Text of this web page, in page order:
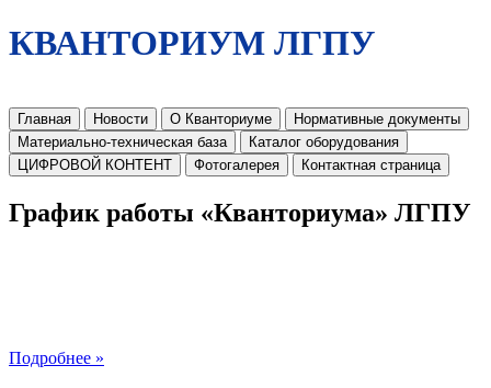
КВАНТОРИУМ ЛГПУ
Главная Новости О Кванториуме
Нормативные документы
Материально-техническая база
Каталог оборудования
ЦИФРОВОЙ КОНТЕНТ
Фотогалерея Контактная страница
График работы «Кванториума» ЛГПУ
Подробнее »